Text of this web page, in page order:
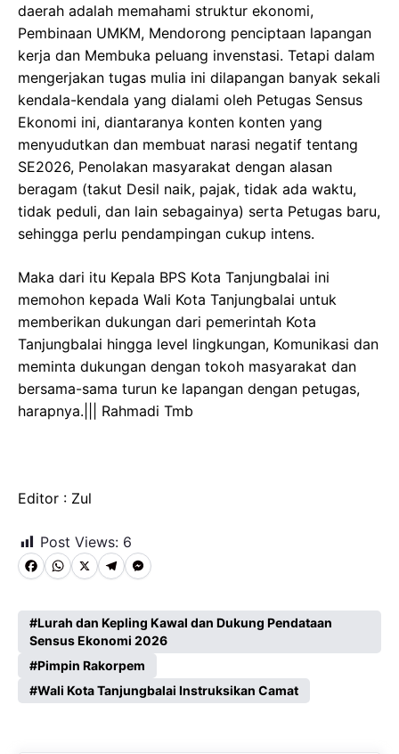
daerah adalah memahami struktur ekonomi,
Pembinaan UMKM, Mendorong penciptaan lapangan
kerja dan Membuka peluang invenstasi. Tetapi dalam
mengerjakan tugas mulia ini dilapangan banyak sekali
kendala-kendala yang dialami oleh Petugas Sensus
Ekonomi ini, diantaranya konten konten yang
menyudutkan dan membuat narasi negatif tentang
SE2026, Penolakan masyarakat dengan alasan
beragam (takut Desil naik, pajak, tidak ada waktu,
tidak peduli, dan lain sebagainya) serta Petugas baru,
sehingga perlu pendampingan cukup intens.
Maka dari itu Kepala BPS Kota Tanjungbalai ini
memohon kepada Wali Kota Tanjungbalai untuk
memberikan dukungan dari pemerintah Kota
Tanjungbalai hingga level lingkungan, Komunikasi dan
meminta dukungan dengan tokoh masyarakat dan
bersama-sama turun ke lapangan dengan petugas,
harapnya.||| Rahmadi Tmb
Editor : Zul
Post Views: 6
F
c
e
b
o
o
W
a
t
s
A
p
X T
l
e
g
r
a
M
s
s
e
n
g
Lurah dan Kepling Kawal dan Dukung Pendataan
Sensus Ekonomi 2026
Pimpin Rakorpem
Wali Kota Tanjungbalai Instruksikan Camat